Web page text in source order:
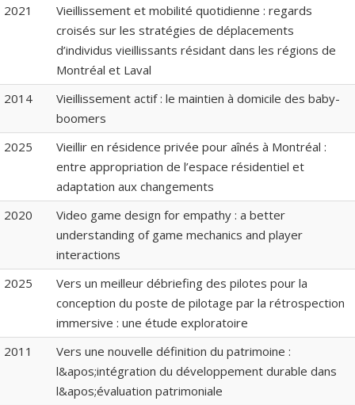
2021
Vieillissement et mobilité quotidienne : regards
croisés sur les stratégies de déplacements
d’individus vieillissants résidant dans les régions de
Montréal et Laval
2014
Vieillissement actif : le maintien à domicile des baby-
boomers
2025
Vieillir en résidence privée pour aînés à Montréal :
entre appropriation de l’espace résidentiel et
adaptation aux changements
2020
Video game design for empathy : a better
understanding of game mechanics and player
interactions
2025
Vers un meilleur débriefing des pilotes pour la
conception du poste de pilotage par la rétrospection
immersive : une étude exploratoire
2011
Vers une nouvelle définition du patrimoine :
l&apos;intégration du développement durable dans
l&apos;évaluation patrimoniale